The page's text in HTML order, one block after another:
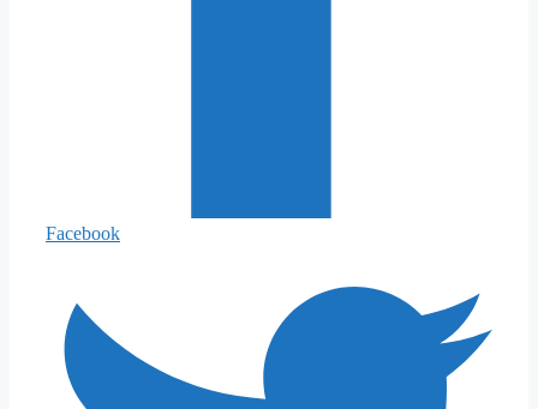
Facebook